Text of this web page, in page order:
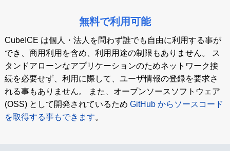
無料で利用可能
CubeICE は個人・法人を問わず誰でも自由に利用する事が
でき、商用利用を含め、利用用途の制限もありません。 ス
タンドアローンなアプリケーションのためネットワーク接
続を必要せず、利用に際して、ユーザ情報の登録を要求さ
れる事もありません。 また、オープンソースソフトウェア
(OSS) として開発されているため GitHub からソースコード
を取得する事もできます。